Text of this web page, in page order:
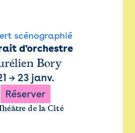
scénographié
d'orchestre
Bory
→ 23 janv.
Réserver
de la Cité